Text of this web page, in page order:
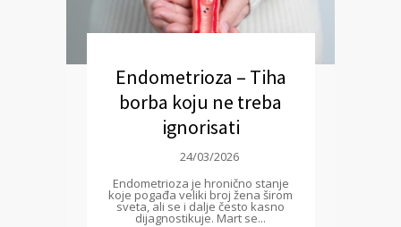
Endometrioza – Tiha
borba koju ne treba
ignorisati
24/03/2026
Endometrioza je hronično stanje
koje pogađa veliki broj žena širom
sveta, ali se i dalje često kasno
dijagnostikuje. Mart se...